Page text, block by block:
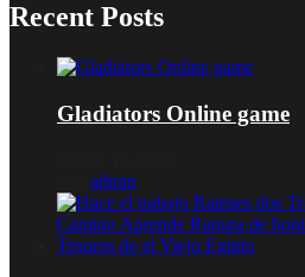
Recent Posts
Gladiators Online game
admin